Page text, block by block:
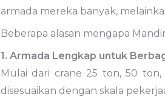
armada mereka banyak,
Beberapa alasan mengapa
1. Armada Lengkap untuk
Mulai dari crane 25 ton, 50 ton,
disesuaikan dengan skala